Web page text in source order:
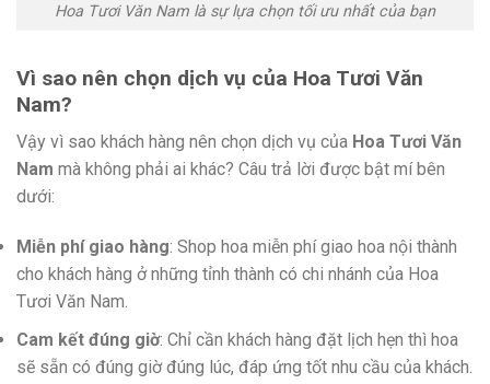
Hoa Tươi Văn Nam là sự lựa chọn tối ưu nhất của bạn
Vì sao nên chọn dịch vụ của Hoa Tươi Văn
Nam?
Vậy vì sao khách hàng nên chọn dịch vụ của Hoa Tươi Văn
Nam mà không phải ai khác? Câu trả lời được bật mí bên
dưới:
Miễn phí giao hàng: Shop hoa miễn phí giao hoa nội thành
cho khách hàng ở những tỉnh thành có chi nhánh của Hoa
Tươi Văn Nam.
Cam kết đúng giờ: Chỉ cần khách hàng đặt lịch hẹn thì hoa
sẽ sẵn có đúng giờ đúng lúc, đáp ứng tốt nhu cầu của khách.